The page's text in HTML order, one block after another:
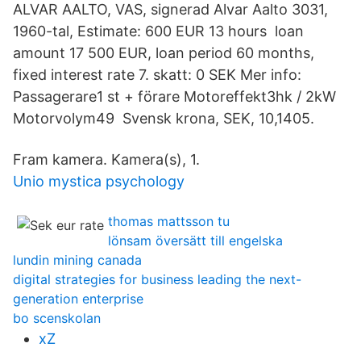
ALVAR AALTO, VAS, signerad Alvar Aalto 3031,
1960-tal, Estimate: 600 EUR 13 hours loan
amount 17 500 EUR, loan period 60 months,
fixed interest rate 7. skatt: 0 SEK Mer info:
Passagerare1 st + förare Motoreffekt3hk / 2kW
Motorvolym49 Svensk krona, SEK, 10,1405.
Fram kamera. Kamera(s), 1.
Unio mystica psychology
thomas mattsson tu
lönsam översätt till engelska
lundin mining canada
digital strategies for business leading the next-
generation enterprise
bo scenskolan
xZ